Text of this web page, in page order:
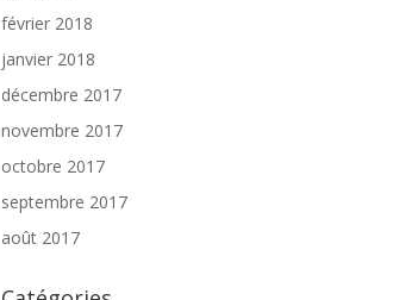
février 2018
janvier 2018
décembre 2017
novembre 2017
octobre 2017
septembre 2017
août 2017